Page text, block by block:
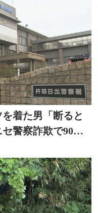
着た男「断ると
警察詐欺で90万